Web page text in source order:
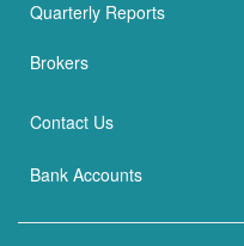
Quarterly Reports
Brokers
Contact Us
Bank Accounts